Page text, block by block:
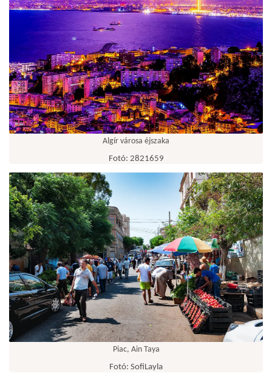
Algír városa éjszaka
Fotó: 2821659
Piac, Ain Taya
Fotó: SofiLayla